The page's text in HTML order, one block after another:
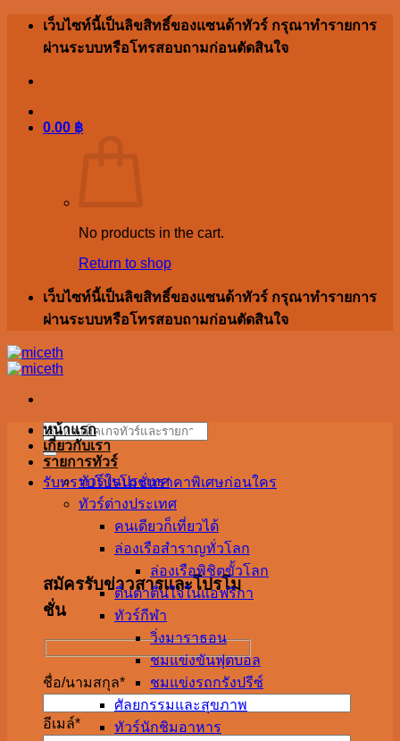
Skip
content
เว็บไซท์นี้เป็นลิขสิทธิ์ของแซนด้าทัวร์ กรุณาทำรายการ
ผ่านระบบหรือโทรสอบถามก่อนตัดสินใจ
0.00 ฿
No products in the cart.
Return to shop
เว็บไซท์นี้เป็นลิขสิทธิ์ของแซนด้าทัวร์ กรุณาทำรายการ
ผ่านระบบหรือโทรสอบถามก่อนตัดสินใจ
Search
for:
รับทราบโปรโมชั่นราคาพิเศษก่อนใคร
สมัครรับข่าวสารและโปรโม
ชั่น
ชื่อ/นามสกุล*
อีเมล์*
หน้าแรก
เกี่ยวกับเรา
รายการทัวร์
ทัวร์ในประเทศ
ทัวร์ต่างประเทศ
คนเดียวก็เที่ยวได้
ล่องเรือสำราญทั่วโลก
ล่องเรือพิชิตขั้วโลก
ตื่นตาตื่นใจในแอฟริกา
ทัวร์กีฬา
วิ่งมาราธอน
ชมแข่งขันฟุตบอล
ชมแข่งรถกรังปรีซ์
ศัลยกรรมและสุขภาพ
ทัวร์นักชิมอาหาร